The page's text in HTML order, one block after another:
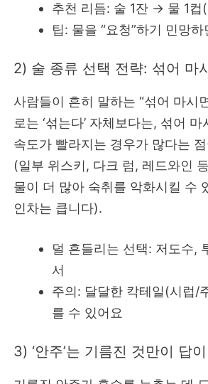
추천 리듬: 술 1잔 → 물 1컵
팁: 물을 “요청”하기 민망
2) 술 종류 선택 전략: 섞어 마
사람들이 흔히 말하는 “섞어 마시
로는 ‘섞는다’ 자체보다는, 섞어
속도가 빨라지는 경우가 많다는
(일부 위스키, 다크 럼, 레드와인
물이 더 많아 숙취를 악화시킬 수
인차는 큽니다).
덜 흔들리는 선택: 저도수,
서
주의: 달달한 칵테일(시럽/
를 수 있어요
3) ‘안주’는 기름진 것만이 답